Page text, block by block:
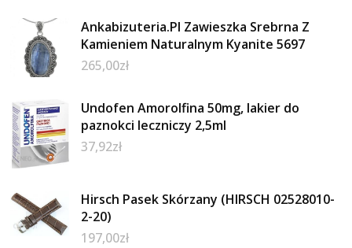
Ankabizuteria.Pl Zawieszka Srebrna Z
Kamieniem Naturalnym Kyanite 5697
265,00zł
Undofen Amorolfina 50mg, lakier do
paznokci leczniczy 2,5ml
37,92zł
Hirsch Pasek Skórzany (HIRSCH 02528010-
2-20)
197,00zł